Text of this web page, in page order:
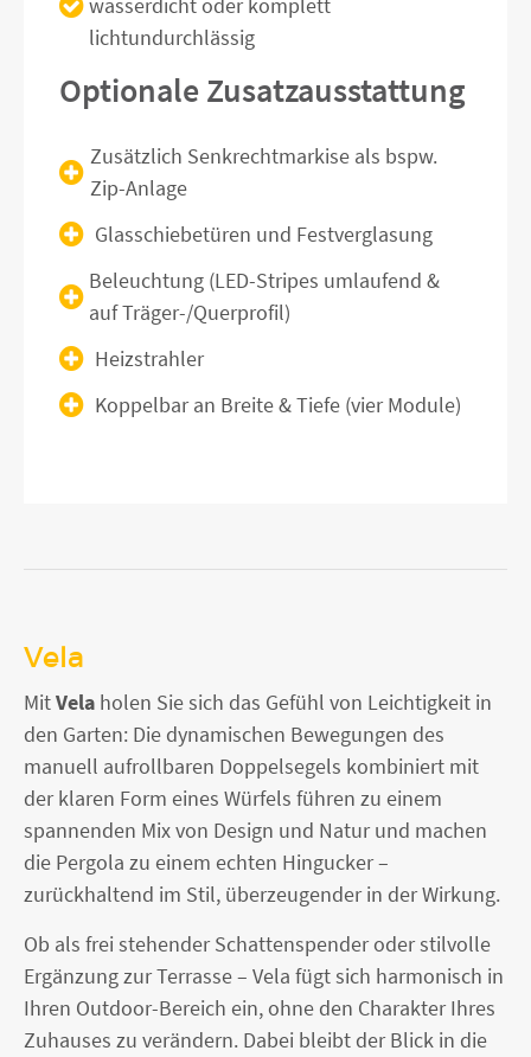
wasserdicht oder komplett
lichtundurchlässig
Optionale Zusatzausstattung
Zusätzlich Senkrechtmarkise als bspw.
Zip-Anlage
Glasschiebetüren und Festverglasung
Beleuchtung (LED-Stripes umlaufend &
auf Träger-/Querprofil)
Heizstrahler
Koppelbar an Breite & Tiefe (vier Module)
Vela
MitVela holen Sie sich das Gefühl von Leichtigkeit in
den Garten: Die dynamischen Bewegungen des
manuell aufrollbaren Doppelsegels kombiniert mit
der klaren Form eines Würfels führen zu einem
spannenden Mix von Design und Natur und machen
die Pergola zu einem echten Hingucker –
zurückhaltend im Stil, überzeugender in der Wirkung.
Ob als frei stehender Schattenspender oder stilvolle
Ergänzung zur Terrasse – Vela fügt sich harmonisch in
Ihren Outdoor-Bereich ein, ohne den Charakter Ihres
Zuhauses zu verändern. Dabei bleibt der Blick in die